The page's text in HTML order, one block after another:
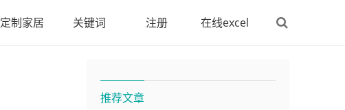
定制家居 关键词 注册 在线excel
推荐文章